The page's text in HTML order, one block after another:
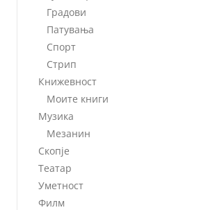
Градови
Патувања
Спорт
Стрип
Книжевност
Моите книги
Музика
Мезанин
Скопје
Театар
Уметност
Филм